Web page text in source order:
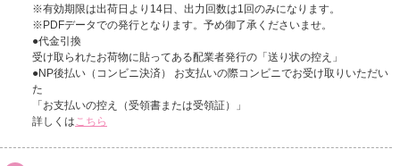
※有効期限は出荷日より14日、出力回数は1回のみになります。
※PDFデータでの発行となります。予め御了承くださいませ。
●代金引換
受け取られたお荷物に貼ってある配業者発行の「送り状の控え」
●NP後払い（コンビニ決済） お支払いの際コンビニでお受け取りいただい
た
「お支払いの控え（受領書または受領証）」
詳しくは こちら